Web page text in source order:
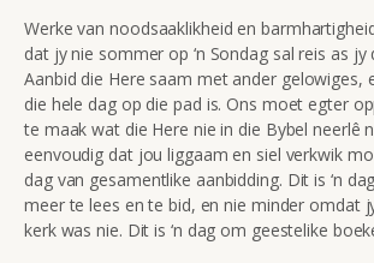
Werke van noodsaaklikheid en
dat jy nie sommer op ‘n Sondag sal reis as jy
Aanbid die Here saam met ander gelowiges,
die hele dag op die pad is. Ons moet egter
te maak wat die Here nie in die Bybel neerlê
eenvoudig dat jou liggaam en siel verkwik
dag van gesamentlike aanbidding. Dit is ‘n
meer te lees en te bid, en nie minder omdat
kerk was nie. Dit is ‘n dag om geestelike